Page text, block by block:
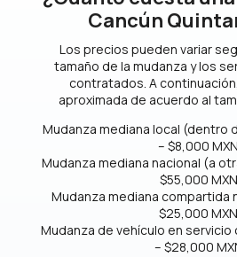
Cancún
Los precios pueden variar
tamaño de la mudanza y los
contratados. A
aproximada de acuerdo al
Mudanza mediana local (dentro
– $8,000 MXN
Mudanza mediana nacional (a
$55,000 MXN
Mudanza mediana compartida
$25,000 MXN
Mudanza de vehículo en
– $28,000